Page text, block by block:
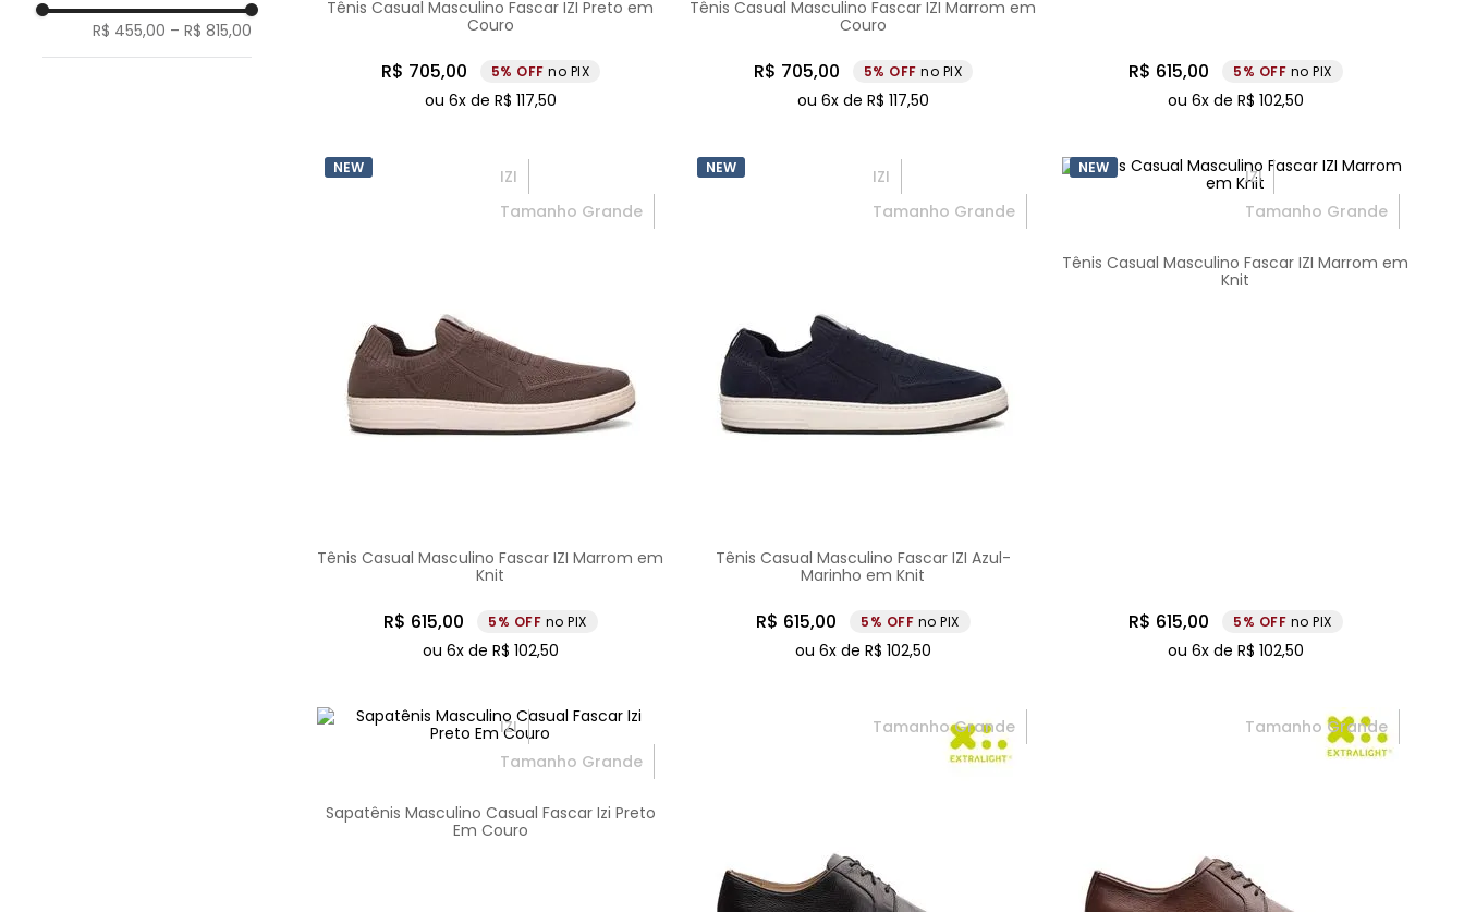
48
Slide
R$ 455,00 – R$ 815,00
Tênis Casual Masculino Fascar IZI Preto em
Couro
R$ 705,00 5% no PIX
ou 6x de R$ 117,50
Tênis Casual Masculino Fascar IZI Marrom em
Couro
R$ 705,00 5% no PIX
ou 6x de R$ 117,50
R$ 615,00 5% no PIX
ou 6x de R$ 102,50
IZI
Tamanho Grande
NEW
Tênis Casual Masculino Fascar IZI Marrom em
Knit
R$ 615,00 5% no PIX
ou 6x de R$ 102,50
IZI
Tamanho Grande
NEW
Tênis Casual Masculino Fascar IZI Azul-
Marinho em Knit
R$ 615,00 5% no PIX
ou 6x de R$ 102,50
IZI
Tamanho Grande
NEW
Tênis Casual Masculino Fascar IZI Marrom em
Knit
R$ 615,00 5% no PIX
ou 6x de R$ 102,50
IZI
Tamanho Grande
Sapatênis Masculino Casual Fascar Izi Preto
Em Couro
Tamanho Grande Tamanho Grande